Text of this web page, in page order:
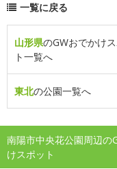
一覧に戻る
山形県のGWおでかけ
ト一覧へ
東北の公園一覧へ
南陽市中央花公園周辺の
けスポット